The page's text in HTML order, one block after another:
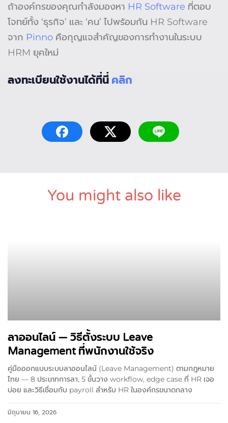
ถ้าองค์กรของคุณกำลังมองหา HR Software ที่ตอบ
โจทย์ทั้ง ‘ธุรกิจ’ และ ‘คน’ ไปพร้อมกัน HR Software
จาก Pinno คือกุญแจสำคัญของการทำงานในระบบ
HRM ยุคใหม่
ลงทะเบียนใช้งานได้ที่นี่ คลิก
You might also like
ลาออนไลน์ — วิธีตั้งระบบ Leave
Management ที่พนักงานใช้จริง
คู่มือออกแบบระบบลาออนไลน์ (Leave Management) ตามกฎหมาย
ไทย — 8 ประเภทการลา, 5 ขั้นวาง workflow, edge case ที่ HR เจอ
บ่อย และวิธีเชื่อมกับ payroll สำหรับ HR ในองค์กรขนาดกลาง
มิถุนายน 16, 2026